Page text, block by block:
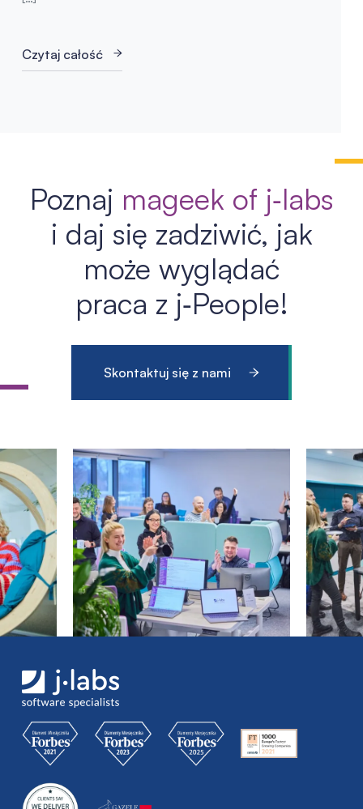
Czytaj całość
Poznaj mageek of j‑labs
i daj się zadziwić, jak
może wyglądać
praca z j‑People!
Skontaktuj się z nami